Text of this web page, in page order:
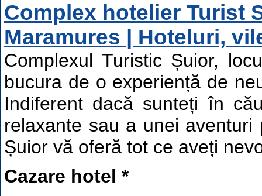
Complex hotelier Turist
Maramures | Hoteluri,
Complexul Turistic Șuior,
bucura de o experiență de
Indiferent dacă sunteți în
relaxante sau a unei aventuri
Șuior vă oferă tot ce aveți
Cazare hotel *